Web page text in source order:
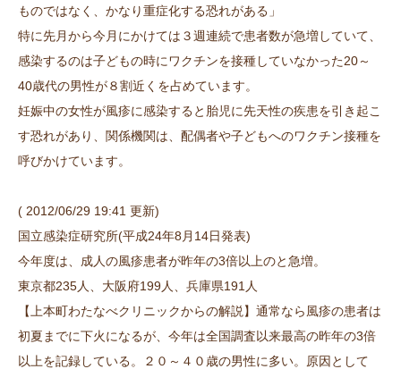
ものではなく、かなり重症化する恐れがある」
特に先月から今月にかけては３週連続で患者数が急増していて、
感染するのは子どもの時にワクチンを接種していなかった20～
40歳代の男性が８割近くを占めています。
妊娠中の女性が風疹に感染すると胎児に先天性の疾患を引き起こ
す恐れがあり、関係機関は、配偶者や子どもへのワクチン接種を
呼びかけています。
( 2012/06/29 19:41 更新)
国立感染症研究所(平成24年8月14日発表)
今年度は、成人の風疹患者が昨年の3倍以上のと急増。
東京都235人、大阪府199人、兵庫県191人
【上本町わたなべクリニックからの解説】通常なら風疹の患者は
初夏までに下火になるが、今年は全国調査以来最高の昨年の3倍
以上を記録している。２０～４０歳の男性に多い。原因として